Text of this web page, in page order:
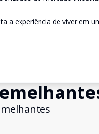
a experiência de viver em